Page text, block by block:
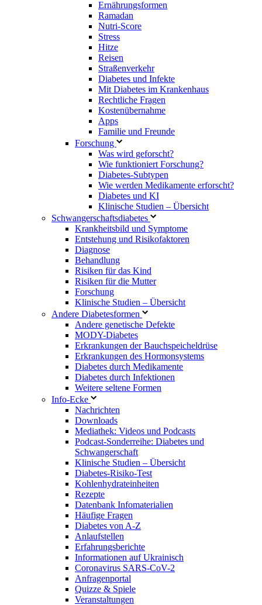
Ernährungsformen
Ramadan
Nutri-Score
Stress
Hitze
Reisen
Straßenverkehr
Diabetes und Infekte
Mit Diabetes im Krankenhaus
Rechtliche Fragen
Kostenübernahme
Apps
Familie und Freunde
Forschung
Was wird geforscht?
Wie funktioniert Forschung?
Diabetes-Subtypen
Wie werden Medikamente erforscht?
Diabetes und KI
Klinische Studien – Übersicht
Schwangerschaftsdiabetes
Krankheitsbild und Symptome
Entstehung und Risikofaktoren
Diagnose
Behandlung
Risiken für das Kind
Risiken für die Mutter
Forschung
Klinische Studien – Übersicht
Andere Diabetesformen
Andere genetische Defekte
MODY-Diabetes
Erkrankungen der Bauchspeicheldrüse
Erkrankungen des Hormonsystems
Diabetes durch Medikamente
Diabetes durch Infektionen
Weitere seltene Formen
Info-Ecke
Nachrichten
Downloads
Mediathek: Videos und Podcasts
Podcast-Sonderreihe: Diabetes und
Schwangerschaft
Klinische Studien – Übersicht
Diabetes-Risiko-Test
Kohlenhydrateinheiten
Rezepte
Datenbank Infomaterialien
Häufige Fragen
Diabetes von A-Z
Anlaufstellen
Erfahrungsberichte
Informationen auf Ukrainisch
Coronavirus SARS-CoV-2
Anfragenportal
Quizze & Spiele
Veranstaltungen